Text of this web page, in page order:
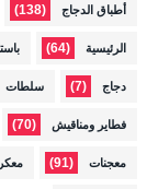
أطباق الدجاج (138)
الرئيسية (64)
دجاج (7) سلطات
فطاير ومناقيش (70)
معجنات (91)